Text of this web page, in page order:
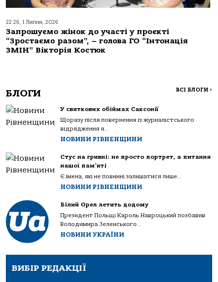
22:26, 1 Липня, 2026
Запрошуємо жінок до участі у проєкті
“Зростаємо разом”, – голова ГО “Інтонація
ЗМІН” Вікторія Костюк
БЛОГИ ВСІ БЛОГИ >
У святкових обіймах Саксонії
Щоразу після повернення із журналістського
відрядження я...
НОВИНИ РІВНЕНЩИНИ
Стус на гривні: не просто портрет, а питання
нашої пам’яті
Є імена, які не повинні залишатися лише...
НОВИНИ РІВНЕНЩИНИ
Білий Орел летить додому
Президент Польщі Кароль Навроцький позбавив
Володимира Зеленського...
НОВИНИ УКРАЇНИ
ВИБІР РЕДАКЦІЇ